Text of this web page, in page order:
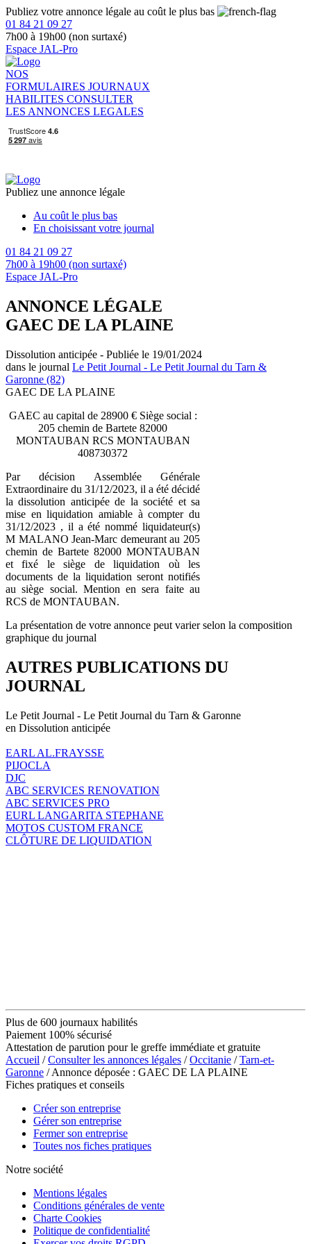
Publiez votre annonce légale au coût le plus bas
01 84 21 09 27
7h00 à 19h00 (non surtaxé)
Espace JAL-Pro
NOS
FORMULAIRES JOURNAUX
HABILITES CONSULTER
LES ANNONCES LEGALES
Publiez une annonce légale
Au coût le plus bas
En choisissant votre journal
01 84 21 09 27
7h00 à 19h00 (non surtaxé)
Espace JAL-Pro
ANNONCE LÉGALE
GAEC DE LA PLAINE
Dissolution anticipée - Publiée le 19/01/2024
dans le journal Le Petit Journal - Le Petit Journal du Tarn &
Garonne (82)
GAEC DE LA PLAINE
GAEC au capital de 28900 € Siège social :
205 chemin de Bartete 82000
MONTAUBAN RCS MONTAUBAN
408730372
Par décision Assemblée Générale
Extraordinaire du 31/12/2023, il a été décidé
la dissolution anticipée de la société et sa
mise en liquidation amiable à compter du
31/12/2023 , il a été nommé liquidateur(s)
M MALANO Jean-Marc demeurant au 205
chemin de Bartete 82000 MONTAUBAN
et fixé le siège de liquidation où les
documents de la liquidation seront notifiés
au siège social. Mention en sera faite au
RCS de MONTAUBAN.
La présentation de votre annonce peut varier selon la composition
graphique du journal
AUTRES PUBLICATIONS DU
JOURNAL
Le Petit Journal - Le Petit Journal du Tarn & Garonne
en Dissolution anticipée
EARL AL.FRAYSSE
PIJOCLA
DJC
ABC SERVICES RENOVATION
ABC SERVICES PRO
EURL LANGARITA STEPHANE
MOTOS CUSTOM FRANCE
CLÔTURE DE LIQUIDATION
Plus de 600 journaux habilités
Paiement 100% sécurisé
Attestation de parution pour le greffe immédiate et gratuite
Accueil /Consulter les annonces légales /Occitanie /Tarn-et-
Garonne / Annonce déposée : GAEC DE LA PLAINE
Fiches pratiques et conseils
Créer son entreprise
Gérer son entreprise
Fermer son entreprise
Toutes nos fiches pratiques
Notre société
Mentions légales
Conditions générales de vente
Charte Cookies
Politique de confidentialité